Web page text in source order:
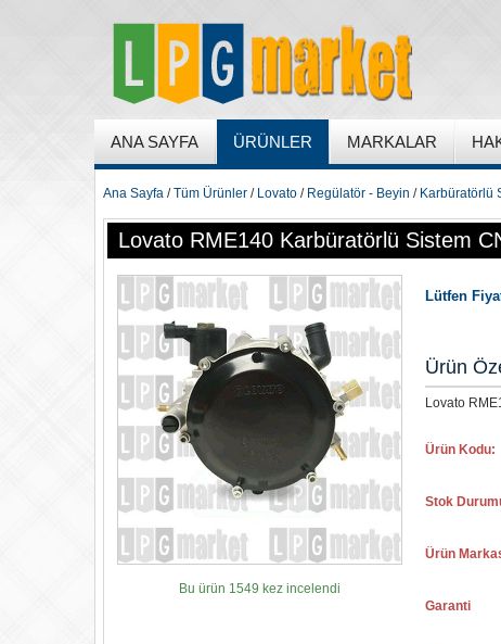
ANA SAYFA ÜRÜNLER MARKALAR
Ana Sayfa /Tüm Ürünler / Lovato / Regülatör - Beyin / Karbüratörlü
Lovato RME140 Karbüratörlü Sistem
Bu ürün 1549 kez incelendi
Lütfen
Ürün
Lovato
Ürün Kodu:
Stok
Ürün
Garanti